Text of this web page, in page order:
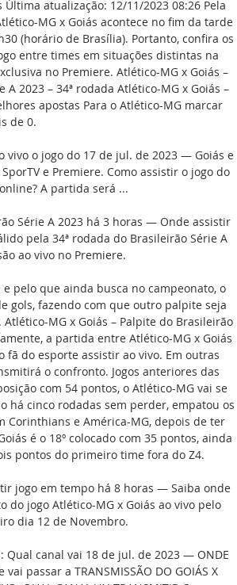
Última atualização: 12/11/2023 08:26 Pela
MG x Goiás acontece no fim da tarde
(horário de Brasília). Portanto, confira os
entre times em situações distintas na
no Premiere. Atlético-MG x Goiás –
2023 – 34ª rodada Atlético-MG x Goiás –
apostas Para o Atlético-MG marcar
de 0.
vivo o jogo do 17 de jul. de 2023 — Goiás e
e Premiere. Como assistir o jogo do
A partida será ...
Série A 2023 há 3 horas — Onde assistir
pela 34ª rodada do Brasileirão Série A
ao vivo no Premiere.
pelo que ainda busca no campeonato, o
gols, fazendo com que outro palpite seja
MG x Goiás – Palpite do Brasileirão
a partida entre Atlético-MG x Goiás
fã do esporte assistir ao vivo. Em outras
o confronto. Jogos anteriores das
com 54 pontos, o Atlético-MG vai se
há cinco rodadas sem perder, empatou os
Corinthians e América-MG, depois de ter
é o 18º colocado com 35 pontos, ainda
pontos do primeiro time fora do Z4.
jogo em tempo há 8 horas — Saiba onde
jogo Atlético-MG x Goiás ao vivo pelo
dia 12 de Novembro.
Qual canal vai 18 de jul. de 2023 — ONDE
vai passar a TRANSMISSÃO DO GOIÁS X